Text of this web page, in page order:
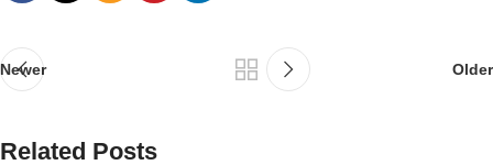
Newer Older
Related Posts